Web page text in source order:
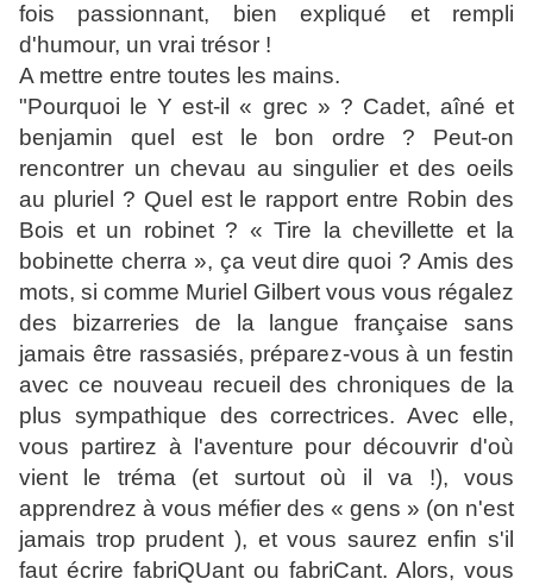
fois passionnant, bien expliqué et rempli
d'humour, un vrai trésor !
A mettre entre toutes les mains.
"Pourquoi le Y est-il « grec » ? Cadet, aîné et
benjamin quel est le bon ordre ? Peut-on
rencontrer un chevau au singulier et des oeils
au pluriel ? Quel est le rapport entre Robin des
Bois et un robinet ? « Tire la chevillette et la
bobinette cherra », ça veut dire quoi ? Amis des
mots, si comme Muriel Gilbert vous vous régalez
des bizarreries de la langue française sans
jamais être rassasiés, préparez-vous à un festin
avec ce nouveau recueil des chroniques de la
plus sympathique des correctrices. Avec elle,
vous partirez à l'aventure pour découvrir d'où
vient le tréma (et surtout où il va !), vous
apprendrez à vous méfier des « gens » (on n'est
jamais trop prudent ), et vous saurez enfin s'il
faut écrire fabriQUant ou fabriCant. Alors, vous